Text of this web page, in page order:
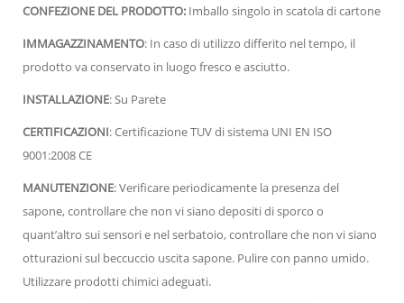
CONFEZIONE DEL PRODOTTO: Imballo singolo in scatola di cartone
IMMAGAZZINAMENTO: In caso di utilizzo differito nel tempo, il
prodotto va conservato in luogo fresco e asciutto.
INSTALLAZIONE: Su Parete
CERTIFICAZIONI: Certificazione TUV di sistema UNI EN ISO
9001:2008 CE
MANUTENZIONE: Verificare periodicamente la presenza del
sapone, controllare che non vi siano depositi di sporco o
quant’altro sui sensori e nel serbatoio, controllare che non vi siano
otturazioni sul beccuccio uscita sapone. Pulire con panno umido.
Utilizzare prodotti chimici adeguati.